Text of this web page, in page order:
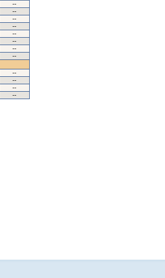
--
--
--
--
--
--
--
--
--
--
--
--